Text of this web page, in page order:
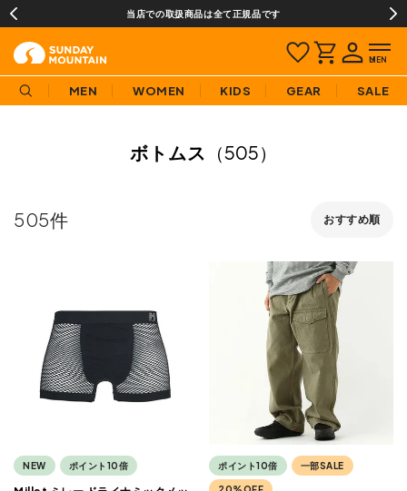
当店での取扱商品は全て正規品です
MEN WOMEN KIDS GEAR SALE
ボトムス （505）
おすすめ順
505
NEW ポイント10倍 ポイント10倍 一部SALE